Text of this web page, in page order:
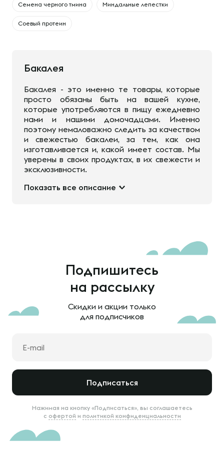
Семена черного тмина Миндальные лепестки
Соевый протеин
Бакалея
Бакалея - это именно те товары, которые
просто обязаны быть на вашей кухне,
которые употребляются в пищу ежедневно
нами и нашими домочадцами. Именно
поэтому немаловажно следить за качеством
и свежестью бакалеи, за тем, как она
изготавливается и, какой имеет состав. Мы
уверены в своих продуктах, в их свежести и
эксклюзивности.
Показать все описание
Подпишитесь
на рассылку
Скидки и акции только
для подписчиков
Подписаться
Нажимая на кнопку «Подписаться», вы соглашаетесь
с офертой и политикой конфиденциальности